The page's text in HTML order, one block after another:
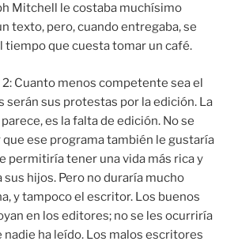
Mitchell le costaba muchísimo
texto, pero, cuando entregaba, se
tiempo que cuesta tomar un café.
2: Cuanto menos competente sea el
serán sus protestas por la edición. La
es la falta de edición. No se
ese programa también le gustaría
permitiría tener una vida más rica y
sus hijos. Pero no duraría mucho
y tampoco el escritor. Los buenos
en los editores; no se les ocurriría
nadie ha leído. Los malos escritores